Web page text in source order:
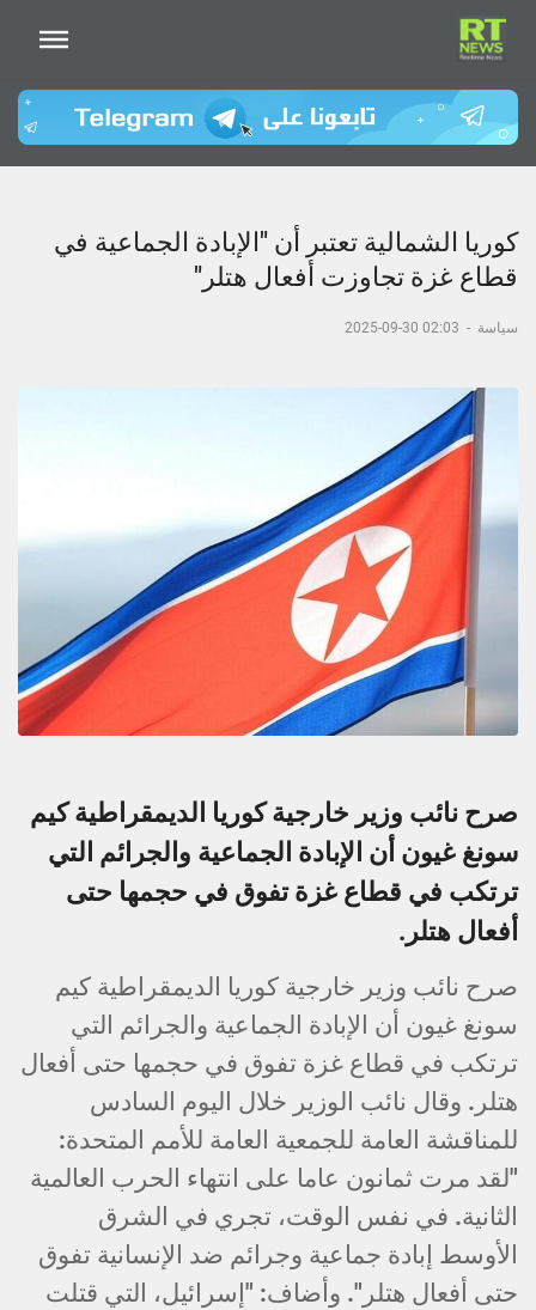
كوريا الشمالية تعتبر أن "الإبادة الجماعية في
قطاع غزة تجاوزت أفعال هتلر"
سياسة -
02:03 30-09-2025
صرح نائب وزير خارجية كوريا الديمقراطية كيم
سونغ غيون أن الإبادة الجماعية والجرائم التي
ترتكب في قطاع غزة تفوق في حجمها حتى
أفعال هتلر.
صرح نائب وزير خارجية كوريا الديمقراطية كيم
سونغ غيون أن الإبادة الجماعية والجرائم التي
ترتكب في قطاع غزة تفوق في حجمها حتى أفعال
هتلر. وقال نائب الوزير خلال اليوم السادس
للمناقشة العامة للجمعية العامة للأمم المتحدة:
"لقد مرت ثمانون عاما على انتهاء الحرب العالمية
الثانية. في نفس الوقت، تجري في الشرق
الأوسط إبادة جماعية وجرائم ضد الإنسانية تفوق
حتى أفعال هتلر". وأضاف: "إسرائيل، التي قتلت